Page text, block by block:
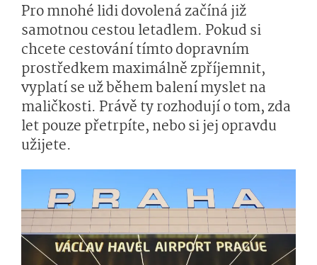
Pro mnohé lidi dovolená začíná již
samotnou cestou letadlem. Pokud si
chcete cestování tímto dopravním
prostředkem maximálně zpříjemnit,
vyplatí se už během balení myslet na
maličkosti. Právě ty rozhodují o tom, zda
let pouze přetrpíte, nebo si jej opravdu
užijete.